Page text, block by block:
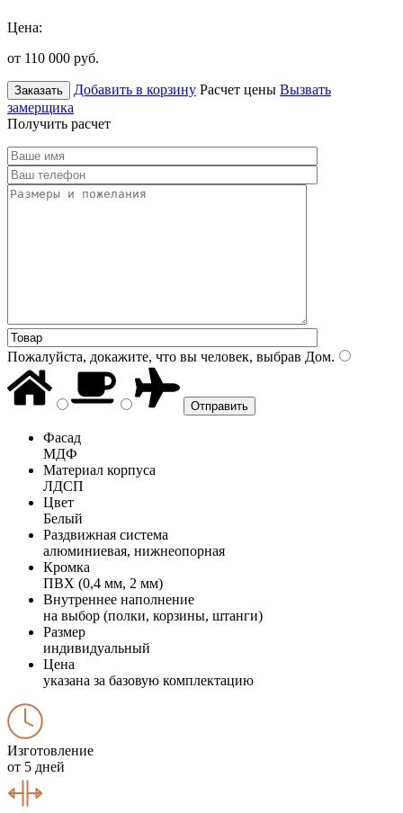
Цена:
от 110 000 руб.
Заказать Добавить в корзину Расчет цены Вызвать
замерщика
Получить расчет
Пожалуйста, докажите, что вы человек, выбрав Дом.
Фасад
МДФ
Материал корпуса
ЛДСП
Цвет
Белый
Раздвижная система
алюминиевая, нижнеопорная
Кромка
ПВХ (0,4 мм, 2 мм)
Внутреннее наполнение
на выбор (полки, корзины, штанги)
Размер
индивидуальный
Цена
указана за базовую комплектацию
Изготовление
от 5 дней